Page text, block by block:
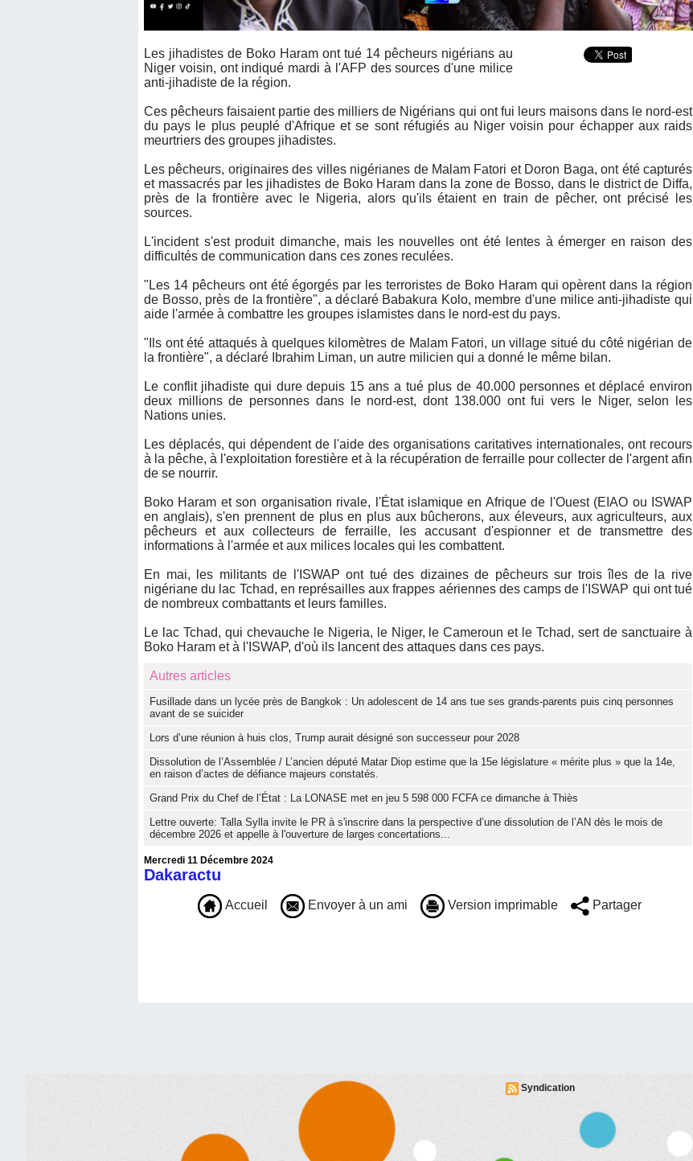
Les jihadistes de Boko Haram ont tué 14 pêcheurs nigérians au
Niger voisin, ont indiqué mardi à l'AFP des sources d'une milice
anti-jihadiste de la région.
Ces pêcheurs faisaient partie des milliers de Nigérians qui ont fui leurs maisons dans le nord-est
du pays le plus peuplé d'Afrique et se sont réfugiés au Niger voisin pour échapper aux raids
meurtriers des groupes jihadistes.
Les pêcheurs, originaires des villes nigérianes de Malam Fatori et Doron Baga, ont été capturés
et massacrés par les jihadistes de Boko Haram dans la zone de Bosso, dans le district de Diffa,
près de la frontière avec le Nigeria, alors qu'ils étaient en train de pêcher, ont précisé les
sources.
L'incident s'est produit dimanche, mais les nouvelles ont été lentes à émerger en raison des
difficultés de communication dans ces zones reculées.
"Les 14 pêcheurs ont été égorgés par les terroristes de Boko Haram qui opèrent dans la région
de Bosso, près de la frontière", a déclaré Babakura Kolo, membre d'une milice anti-jihadiste qui
aide l'armée à combattre les groupes islamistes dans le nord-est du pays.
"Ils ont été attaqués à quelques kilomètres de Malam Fatori, un village situé du côté nigérian de
la frontière", a déclaré Ibrahim Liman, un autre milicien qui a donné le même bilan.
Le conflit jihadiste qui dure depuis 15 ans a tué plus de 40.000 personnes et déplacé environ
deux millions de personnes dans le nord-est, dont 138.000 ont fui vers le Niger, selon les
Nations unies.
Les déplacés, qui dépendent de l'aide des organisations caritatives internationales, ont recours
à la pêche, à l'exploitation forestière et à la récupération de ferraille pour collecter de l'argent afin
de se nourrir.
Boko Haram et son organisation rivale, l'État islamique en Afrique de l'Ouest (EIAO ou ISWAP
en anglais), s'en prennent de plus en plus aux bûcherons, aux éleveurs, aux agriculteurs, aux
pêcheurs et aux collecteurs de ferraille, les accusant d'espionner et de transmettre des
informations à l'armée et aux milices locales qui les combattent.
En mai, les militants de l'ISWAP ont tué des dizaines de pêcheurs sur trois îles de la rive
nigériane du lac Tchad, en représailles aux frappes aériennes des camps de l'ISWAP qui ont tué
de nombreux combattants et leurs familles.
Le lac Tchad, qui chevauche le Nigeria, le Niger, le Cameroun et le Tchad, sert de sanctuaire à
Boko Haram et à l'ISWAP, d'où ils lancent des attaques dans ces pays.
Autres articles
Fusillade dans un lycée près de Bangkok : Un adolescent de 14 ans tue ses grands-parents puis cinq personnes
avant de se suicider
Lors d’une réunion à huis clos, Trump aurait désigné son successeur pour 2028
Dissolution de l’Assemblée / L’ancien député Matar Diop estime que la 15e législature « mérite plus » que la 14e,
en raison d’actes de défiance majeurs constatés.
Grand Prix du Chef de l’État : La LONASE met en jeu 5 598 000 FCFA ce dimanche à Thiès
Lettre ouverte: Talla Sylla invite le PR à s'inscrire dans la perspective d’une dissolution de l’AN dès le mois de
décembre 2026 et appelle à l'ouverture de larges concertations...
Mercredi 11 Décembre 2024
Dakaractu
Accueil Envoyer à un ami Version imprimable Partager
Syndication